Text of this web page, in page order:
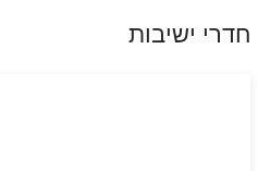
חדרי ישיבות